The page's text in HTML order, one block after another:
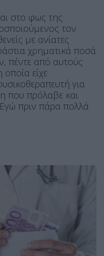
στο φως της
τον
με ανίατες
χρηματικά ποσά
πέντε από αυτούς
είχε
για
που πρόλαβε και
πριν πάρα πολλά